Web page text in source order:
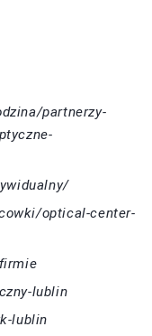
partnerzy-
optical-center-
lublin
lublin